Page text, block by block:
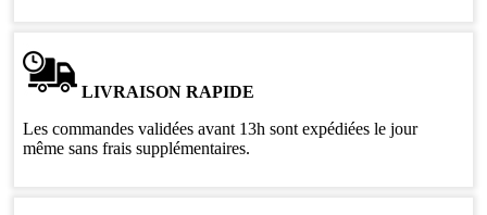
LIVRAISON RAPIDE
Les commandes validées avant 13h sont expédiées le jour
même sans frais supplémentaires.